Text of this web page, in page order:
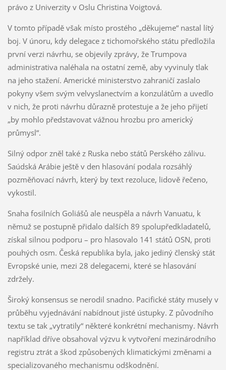
právo z Univerzity v Oslu Christina Voigtová.
V tomto případě však místo prostého „děkujeme“ nastal lítý
boj. V únoru, kdy delegace z tichomořského státu předložila
první verzi návrhu, se objevily zprávy, že Trumpova
administrativa naléhala na ostatní země, aby vyvinuly tlak
na jeho stažení. Americké ministerstvo zahraničí zaslalo
pokyny všem svým velvyslanectvím a konzulátům a uvedlo
v nich, že proti návrhu důrazně protestuje a že jeho přijetí
„by mohlo představovat vážnou hrozbu pro americký
průmysl“.
Silný odpor zněl také z Ruska nebo států Perského zálivu.
Saúdská Arábie ještě v den hlasování podala rozsáhlý
pozměňovací návrh, který by text rezoluce, lidově řečeno,
vykostil.
Snaha fosilních Goliášů ale neuspěla a návrh Vanuatu, k
němuž se postupně přidalo dalších 89 spolupředkladatelů,
získal silnou podporu – pro hlasovalo 141 států OSN, proti
pouhých osm. Česká republika byla, jako jediný členský stát
Evropské unie, mezi 28 delegacemi, které se hlasování
zdržely.
Široký konsensus se nerodil snadno. Pacifické státy musely v
průběhu vyjednávání nabídnout jisté ústupky. Z původního
textu se tak „vytratily“ některé konkrétní mechanismy. Návrh
například dříve obsahoval výzvu k vytvoření mezinárodního
registru ztrát a škod způsobených klimatickými změnami a
specializovaného mechanismu odškodnění.